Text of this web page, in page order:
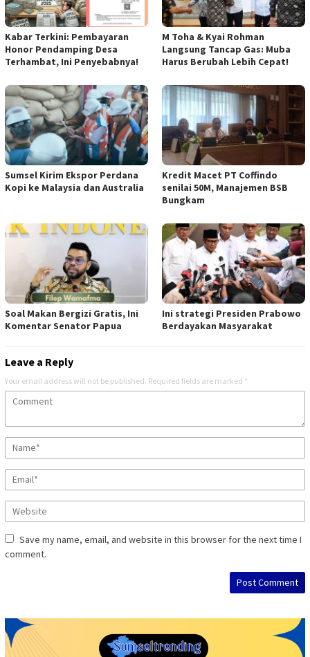
Kabar Terkini: Pembayaran
Honor Pendamping Desa
Terhambat, Ini Penyebabnya!
M Toha & Kyai Rohman
Langsung Tancap Gas: Muba
Harus Berubah Lebih Cepat!
Sumsel Kirim Ekspor Perdana
Kopi ke Malaysia dan Australia
Kredit Macet PT Coffindo
senilai 50M, Manajemen BSB
Bungkam
Soal Makan Bergizi Gratis, Ini
Komentar Senator Papua
Ini strategi Presiden Prabowo
Berdayakan Masyarakat
Leave a Reply
Your email address will not be published. Required fields are marked *
Save my name, email, and website in this browser for the next time I
comment.